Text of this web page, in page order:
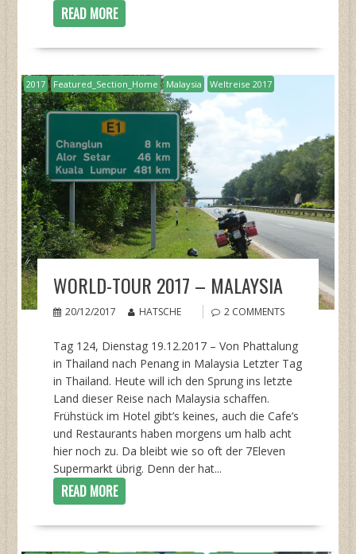
READ MORE
2017 Featured_Section_Home Malaysia Weltreise 2017
WORLD-TOUR 2017 – MALAYSIA
20/12/2017 HATSCHE 2 COMMENTS
Tag 124, Dienstag 19.12.2017 – Von Phattalung
in Thailand nach Penang in Malaysia Letzter Tag
in Thailand. Heute will ich den Sprung ins letzte
Land dieser Reise nach Malaysia schaffen.
Frühstück im Hotel gibt’s keines, auch die Cafe’s
und Restaurants haben morgens um halb acht
hier noch zu. Da bleibt wie so oft der 7Eleven
Supermarkt übrig. Denn der hat...
READ MORE